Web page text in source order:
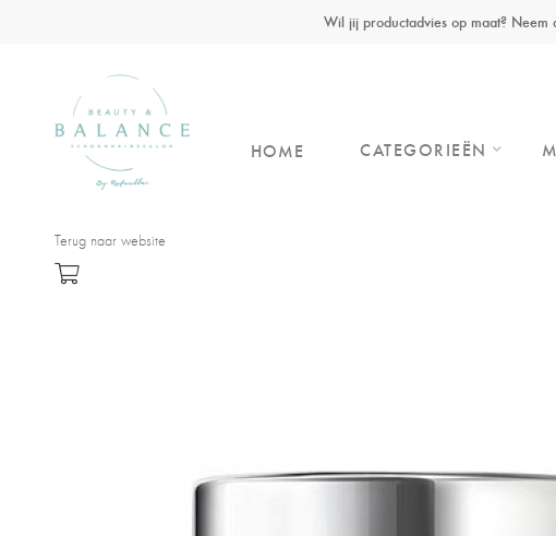
Wil jij productadvies op maat?
Terug naar website
HOME CATEGORIEËN